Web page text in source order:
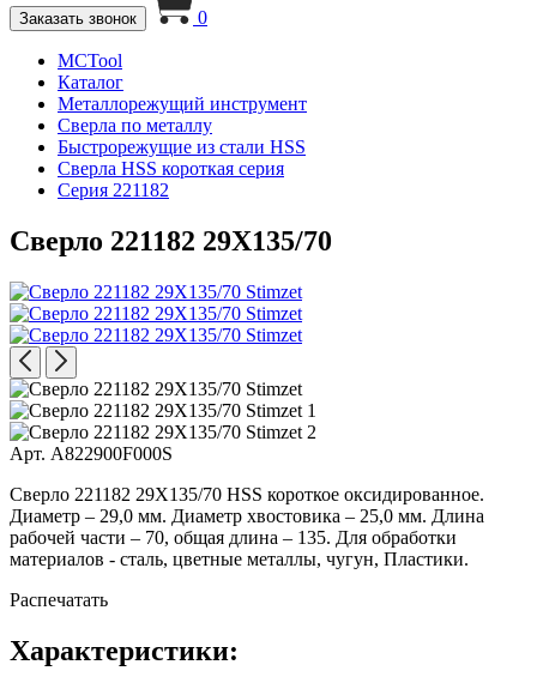
Заказать звонок 0
MCTool
Каталог
Металлорежущий инструмент
Сверла по металлу
Быстрорежущие из стали HSS
Сверла HSS короткая серия
Серия 221182
Сверло 221182 29X135/70
Арт. A822900F000S
Сверло 221182 29X135/70 HSS короткое оксидированное.
Диаметр – 29,0 мм. Диаметр хвостовика – 25,0 мм. Длина
рабочей части – 70, общая длина – 135. Для обработки
материалов - сталь, цветные металлы, чугун, Пластики.
Распечатать
Характеристики: